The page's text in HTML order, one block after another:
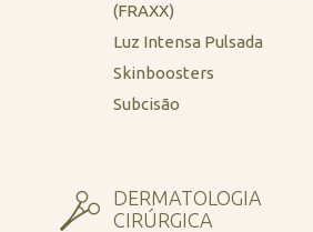
(FRAXX)
Luz Intensa Pulsada
Skinboosters
Subcisão
DERMATOLOGIA
CIRÚRGICA